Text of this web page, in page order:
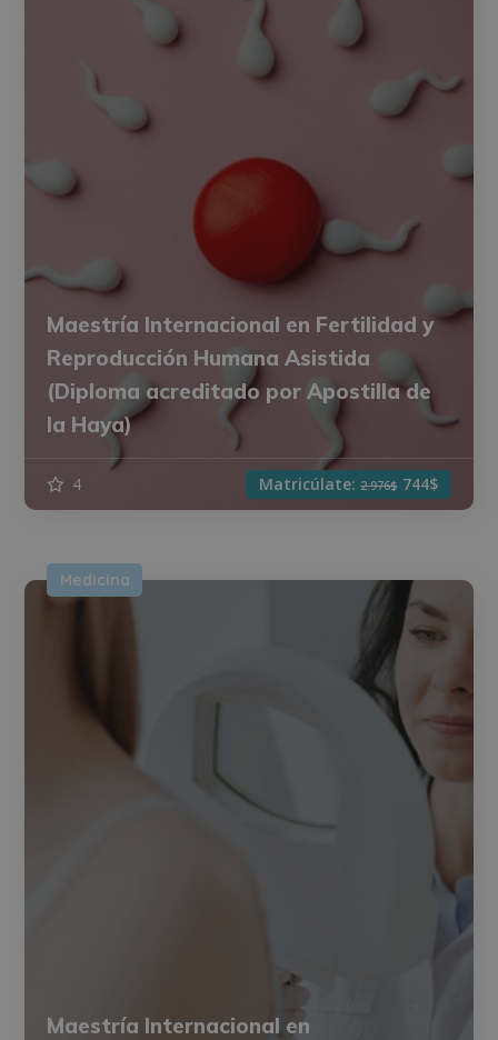
Maestría Internacional en Fertilidad y
Reproducción Humana Asistida
(Diploma acreditado por Apostilla de
la Haya)
4 Matricúlate: 2.976$ 744$
Medicina
Maestría Internacional en